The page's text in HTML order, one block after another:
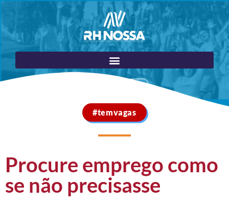
#temvagas
Procure emprego como
se não precisasse